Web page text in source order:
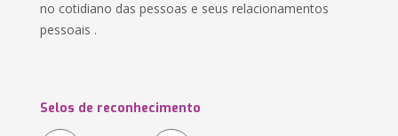
no cotidiano das pessoas e seus relacionamentos
pessoais .
Selos de reconhecimento